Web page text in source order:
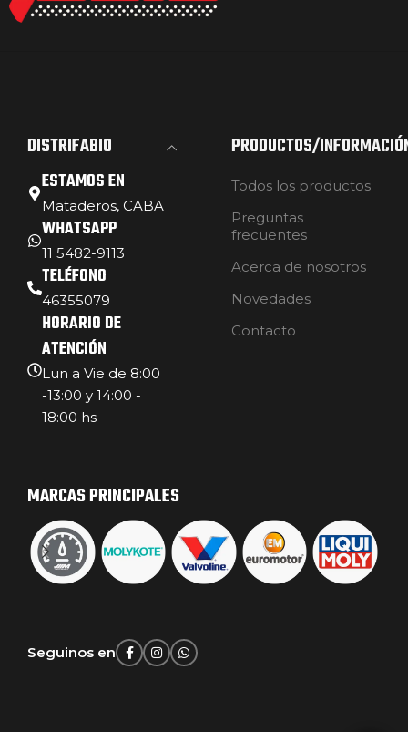
DISTRIFABIO
ESTAMOS EN
Mataderos, CABA
WHATSAPP
11 5482-9113
TELÉFONO
46355079
HORARIO DE
ATENCIÓN
Lun a Vie de 8:00
-13:00 y 14:00 -
18:00 hs
PRODUCTOS/
Todos los productos
Preguntas
frecuentes
Acerca de nosotros
Novedades
Contacto
MARCAS PRINCIPALES
Seguinos en